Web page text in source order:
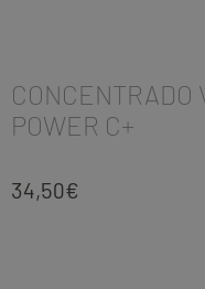
CONCENTRADO
POWER C+
34,50€